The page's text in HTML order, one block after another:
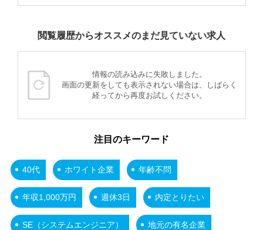
閲覧履歴からオススメのまだ見ていない求人
情報の読み込みに失敗しました。
画面の更新をしても表示されない場合は、しばらく
経ってから再度お試しください。
注目のキーワード
40代 ホワイト企業 年齢不問
年収1,000万円 週休3日 内定とりたい
SE（システムエンジニア） 地元の有名企業